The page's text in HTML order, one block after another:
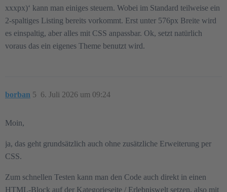
xxxpx)‘ kann man einiges steuern. Wobei im Standard teilweise ein
2-spaltiges Listing bereits vorkommt. Erst unter 576px Breite wird
es einspaltig, aber alles mit CSS anpassbar. Ok, setzt natürlich
voraus das ein eigenes Theme benutzt wird.
borban 6. Juli 2026 um 09:24
5
Moin,
ja, das geht grundsätzlich auch ohne zusätzliche Erweiterung per
CSS.
Zum schnellen Testen kann man den Code auch direkt in einen
HTML-Block auf der Kategorieseite / Erlebniswelt setzen, also mit